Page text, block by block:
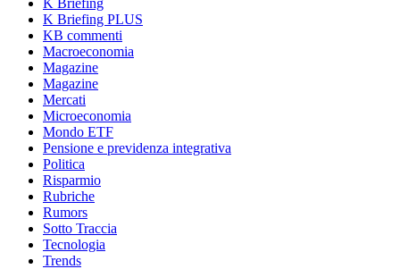
K Briefing
K Briefing PLUS
KB commenti
Macroeconomia
Magazine
Magazine
Mercati
Microeconomia
Mondo ETF
Pensione e previdenza integrativa
Politica
Risparmio
Rubriche
Rumors
Sotto Traccia
Tecnologia
Trends